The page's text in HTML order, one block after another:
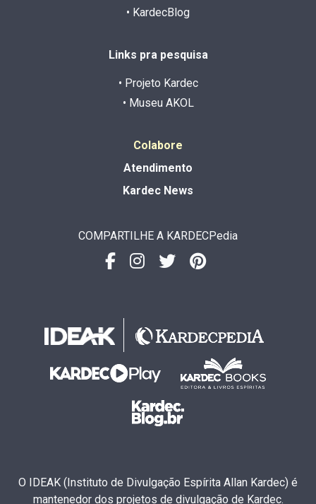
• KardecBlog
Links pra pesquisa
• Projeto Kardec
• Museu AKOL
Colabore
Atendimento
Kardec News
COMPARTILHE A KARDECPedia
O IDEAK (Instituto de Divulgação Espírita Allan Kardec) é
mantenedor dos projetos de divulgação de Kardec.